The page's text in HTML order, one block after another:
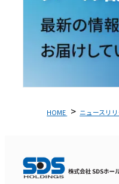
HOME ニュースリ